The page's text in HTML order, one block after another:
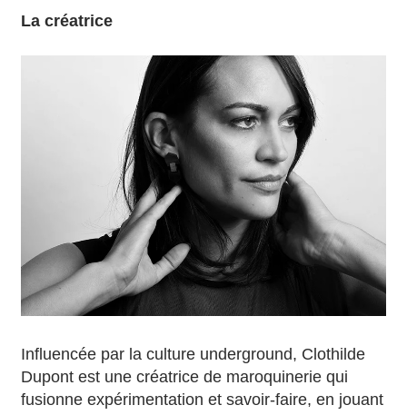
La créatrice
Influencée par la culture underground, Clothilde
Dupont est une créatrice de maroquinerie qui
fusionne expérimentation et savoir-faire, en jouant